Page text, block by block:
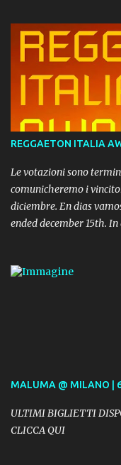
REGGAETON ITALIA
Le votazioni sono
comunicheremo i
diciembre. En dias
ended december 15th.
MALUMA @ MILANO |
ULTIMI BIGLIETTI
CLICCA QUI